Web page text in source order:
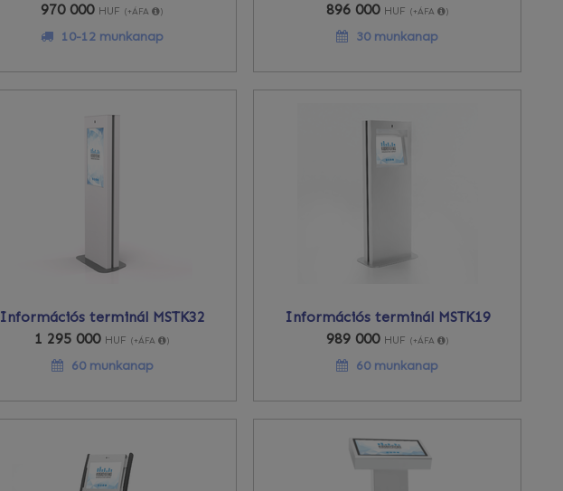
970 000 HUF (+ÁFA )
10-12 munkanap
896 000 HUF (+ÁFA )
30 munkanap
Információs terminál MSTK32
1 295 000 HUF (+ÁFA )
60 munkanap
Információs terminál MSTK19
989 000 HUF (+ÁFA )
60 munkanap